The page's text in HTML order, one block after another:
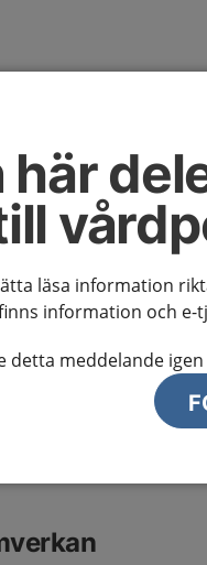
här
läsa information
information och e-
detta meddelande
-
om
och avslutas vid
som anledning
ställningstagande
åtgärder
kriterier för